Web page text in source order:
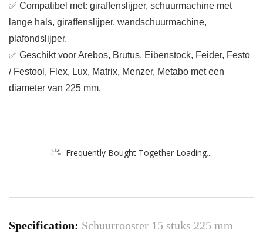
✅ Compatibel met: giraffenslijper, schuurmachine met
lange hals, giraffenslijper, wandschuurmachine,
plafondslijper.
✅ Geschikt voor Arebos, Brutus, Eibenstock, Feider, Festo
/ Festool, Flex, Lux, Matrix, Menzer, Metabo met een
diameter van 225 mm.
Frequently Bought Together Loading...
Specification: Schuurrooster 15 stuks 225 mm